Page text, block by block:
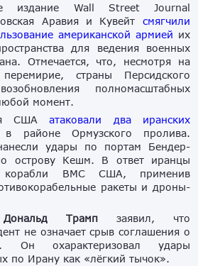
издание Wall Street Journal
Аравия и Кувейт смягчили
американской армией их
для ведения военных
Отмечается, что, несмотря на
страны Персидского
полномасштабных
момент.
США атаковали два иранских
в районе Ормузского пролива.
удары по портам Бендер-
острову Кешм. В ответ иранцы
корабли ВМС США, применив
ракеты и дроны-
Дональд Трампзаявил, что
не означает срыв соглашения о
Он охарактеризовал удары
по Ирану как «лёгкий тычок».